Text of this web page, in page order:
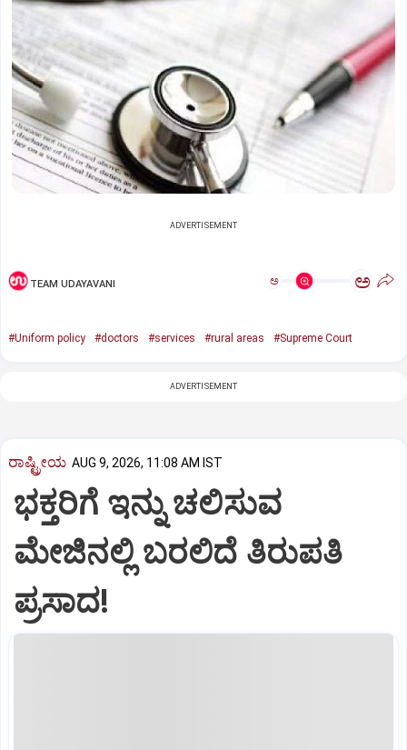
ADVERTISEMENT
TEAM UDAYAVANI ಅ ಅ
#Uniform policy #doctors #services #rural areas #Supreme Court
ADVERTISEMENT
ರಾಷ್ಟ್ರೀಯ AUG 9, 2026, 11:08 AM IST
ಭಕ್ತರಿಗೆ ಇನ್ನು ಚಲಿಸುವ
ಮೇಜಿನಲ್ಲಿ ಬರಲಿದೆ ತಿರುಪತಿ
ಪ್ರಸಾದ!